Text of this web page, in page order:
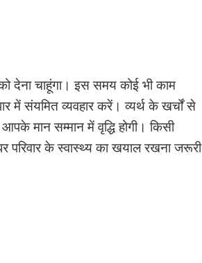
देना चाहूंगा। इस समय कोई भी काम
में संयमित व्यवहार करें। व्यर्थ के खर्चों से
मान सम्मान में वृद्धि होगी। किसी
परिवार के स्वास्थ्य का खयाल रखना जरूरी